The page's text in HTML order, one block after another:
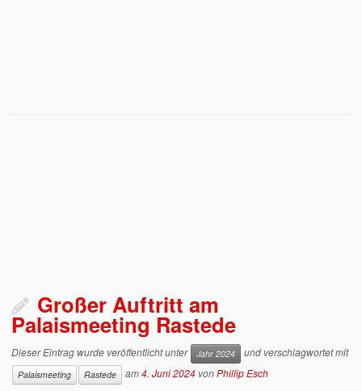
Großer Auftritt am
Palaismeeting Rastede
Dieser Eintrag wurde veröffentlicht unter Jahr 2024 und verschlagwortet mit
Palaismeeting Rastede am4. Juni 2024 vonPhillip Esch